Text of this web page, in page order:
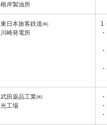
根岸製油所
東日本旅客鉄道㈱
川崎発電所
1
武田薬品工業㈱
光工場